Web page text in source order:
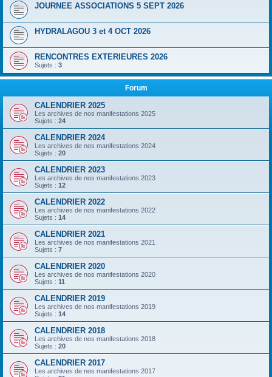
JOURNEE ASSOCIATIONS 5 SEPT 2026
HYDRALAGOU 3 et 4 OCT 2026
RENCONTRES EXTERIEURES 2026
Sujets : 3
Forum
CALENDRIER 2025
Les archives de nos manifestations 2025
Sujets : 24
CALENDRIER 2024
Les archives de nos manifestations 2024
Sujets : 20
CALENDRIER 2023
Les archives de nos manifestations 2023
Sujets : 12
CALENDRIER 2022
Les archives de nos manifestations 2022
Sujets : 14
CALENDRIER 2021
Les archives de nos manifestations 2021
Sujets : 7
CALENDRIER 2020
Les archives de nos manifestations 2020
Sujets : 11
CALENDRIER 2019
Les archives de nos manifestations 2019
Sujets : 14
CALENDRIER 2018
Les archives de nos manifestations 2018
Sujets : 20
CALENDRIER 2017
Les archives de nos manifestations 2017